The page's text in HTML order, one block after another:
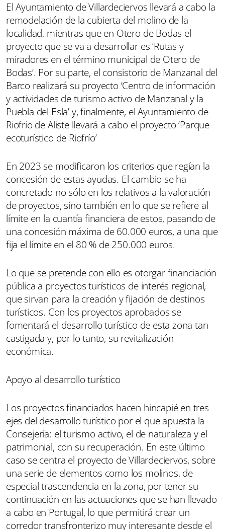
El Ayuntamiento de Villardeciervos llevará a cabo la
remodelación de la cubierta del molino de la
localidad, mientras que en Otero de Bodas el
proyecto que se va a desarrollar es ‘Rutas y
miradores en el término municipal de Otero de
Bodas’. Por su parte, el consistorio de Manzanal del
Barco realizará su proyecto ‘Centro de información
y actividades de turismo activo de Manzanal y la
Puebla del Esla’ y, finalmente, el Ayuntamiento de
Riofrío de Aliste llevará a cabo el proyecto ‘Parque
ecoturístico de Riofrío’
En 2023 se modificaron los criterios que regían la
concesión de estas ayudas. El cambio se ha
concretado no sólo en los relativos a la valoración
de proyectos, sino también en lo que se refiere al
límite en la cuantía financiera de estos, pasando de
una concesión máxima de 60.000 euros, a una que
fija el límite en el 80 % de 250.000 euros.
Lo que se pretende con ello es otorgar financiación
pública a proyectos turísticos de interés regional,
que sirvan para la creación y fijación de destinos
turísticos. Con los proyectos aprobados se
fomentará el desarrollo turístico de esta zona tan
castigada y, por lo tanto, su revitalización
económica.
Apoyo al desarrollo turístico
Los proyectos financiados hacen hincapié en tres
ejes del desarrollo turístico por el que apuesta la
Consejería: el turismo activo, el de naturaleza y el
patrimonial, con su recuperación. En este último
caso se centra el proyecto de Villardeciervos, sobre
una serie de elementos como los molinos, de
especial trascendencia en la zona, por tener su
continuación en las actuaciones que se han llevado
a cabo en Portugal, lo que permitirá crear un
corredor transfronterizo muy interesante desde el